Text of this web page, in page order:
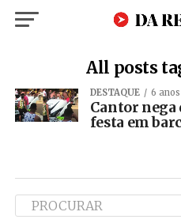
All posts
DESTAQUE 6
Cantor nega
festa em